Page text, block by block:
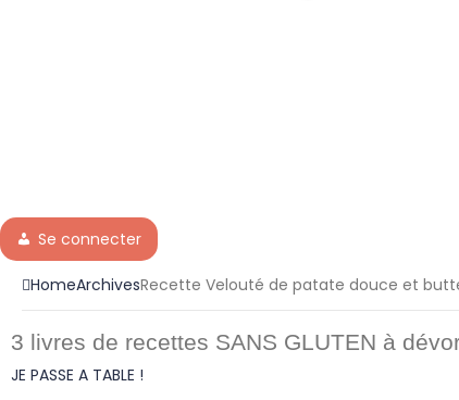
Se connecter
HomeArchivesRecette Velouté de patate douce et
3 livres de recettes SANS GLUTEN à
JE PASSE A TABLE !